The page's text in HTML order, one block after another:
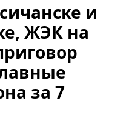
и
ЖЭК на
за 7